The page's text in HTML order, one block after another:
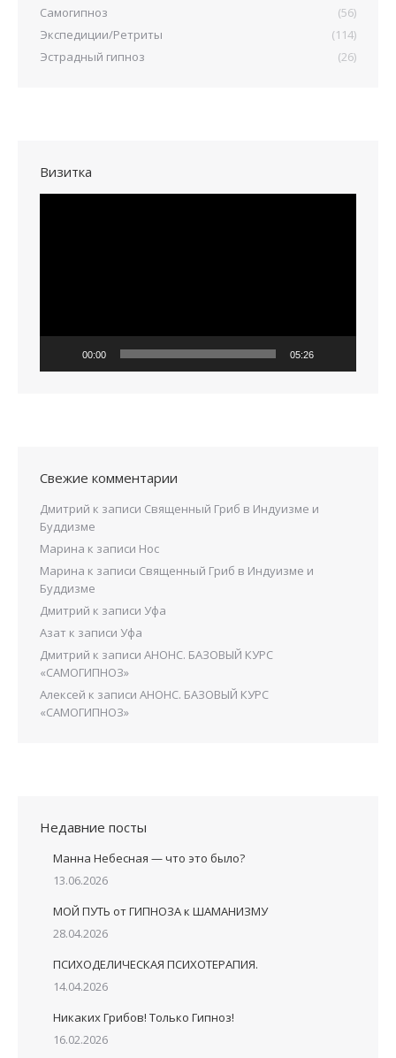
Самогипноз
(56)
Экспедиции/Ретриты
(114)
Эстрадный гипноз
(26)
Визитка
00:00 05:26
Свежие комментарии
Дмитрий к записи Священный Гриб в Индуизме и
Буддизме
Марина к записи Нос
Марина к записи Священный Гриб в Индуизме и
Буддизме
Дмитрий к записи Уфа
Азат к записи Уфа
Дмитрий к записи АНОНС. БАЗОВЫЙ КУРС
«САМОГИПНОЗ»
Алексей к записи АНОНС. БАЗОВЫЙ КУРС
«САМОГИПНОЗ»
Недавние посты
Манна Небесная — что это было?
13.06.2026
МОЙ ПУТЬ от ГИПНОЗА к ШАМАНИЗМУ
28.04.2026
ПСИХОДЕЛИЧЕСКАЯ ПСИХОТЕРАПИЯ.
14.04.2026
Никаких Грибов! Только Гипноз!
16.02.2026